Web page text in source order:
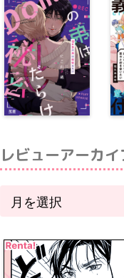
レビューアーカイ